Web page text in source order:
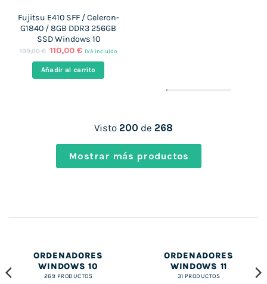
Fujitsu E410 SFF / Celeron-
G1840 / 8GB DDR3 256GB
SSD Windows 10
199,00€ El
original
era:
110,00€El
actual
es:
IVA incluido
Añadir al carrito
Visto 200 de 268
Mostrar más productos
ORDENADORES
WINDOWS 10
269 PRODUCTOS
ORDENADORES
WINDOWS 11
31 PRODUCTOS